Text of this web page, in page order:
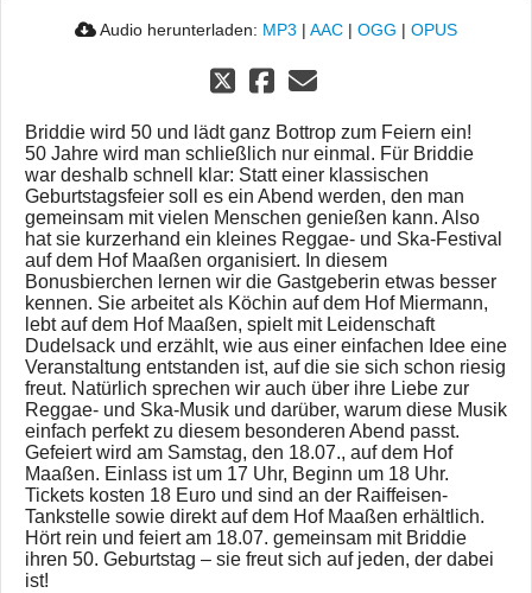
Audio herunterladen: MP3 | AAC | OGG | OPUS
Briddie wird 50 und lädt ganz Bottrop zum Feiern ein!
50 Jahre wird man schließlich nur einmal. Für Briddie
war deshalb schnell klar: Statt einer klassischen
Geburtstagsfeier soll es ein Abend werden, den man
gemeinsam mit vielen Menschen genießen kann. Also
hat sie kurzerhand ein kleines Reggae- und Ska-Festival
auf dem Hof Maaßen organisiert. In diesem
Bonusbierchen lernen wir die Gastgeberin etwas besser
kennen. Sie arbeitet als Köchin auf dem Hof Miermann,
lebt auf dem Hof Maaßen, spielt mit Leidenschaft
Dudelsack und erzählt, wie aus einer einfachen Idee eine
Veranstaltung entstanden ist, auf die sie sich schon riesig
freut. Natürlich sprechen wir auch über ihre Liebe zur
Reggae- und Ska-Musik und darüber, warum diese Musik
einfach perfekt zu diesem besonderen Abend passt.
Gefeiert wird am Samstag, den 18.07., auf dem Hof
Maaßen. Einlass ist um 17 Uhr, Beginn um 18 Uhr.
Tickets kosten 18 Euro und sind an der Raiffeisen-
Tankstelle sowie direkt auf dem Hof Maaßen erhältlich.
Hört rein und feiert am 18.07. gemeinsam mit Briddie
ihren 50. Geburtstag – sie freut sich auf jeden, der dabei
ist!